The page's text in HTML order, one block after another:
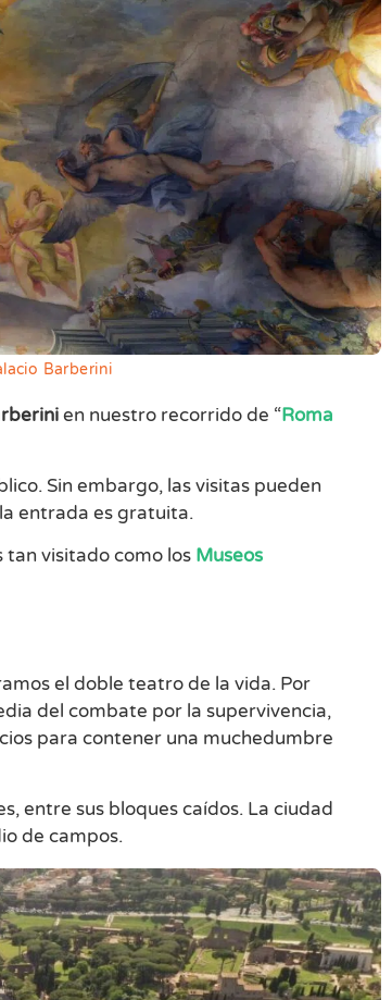
Barberini
en nuestro recorrido de “Roma
Sin embargo, las visitas pueden
entrada es gratuita.
tan visitado como los Museos
el doble teatro de la vida. Por
del combate por la supervivencia,
para contener una muchedumbre
entre sus bloques caídos. La ciudad
de campos.